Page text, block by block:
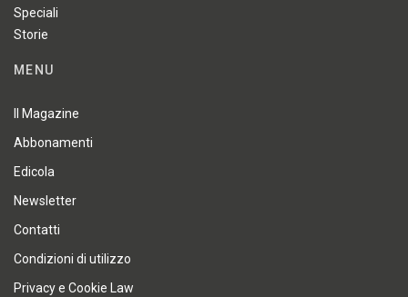
Speciali
Storie
MENU
Il Magazine
Abbonamenti
Edicola
Newsletter
Contatti
Condizioni di utilizzo
Privacy e Cookie Law